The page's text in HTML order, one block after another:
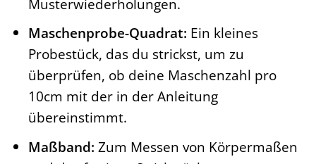
Musterwiederholungen.
Maschenprobe-Quadrat: Ein kleines
Probestück, das du strickst, um zu
überprüfen, ob deine Maschenzahl pro
10cm mit der in der Anleitung
übereinstimmt.
Maßband: Zum Messen von Körpermaßen